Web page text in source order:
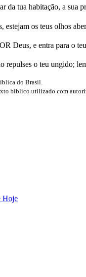
da tua habitação, a sua
estejam os teus olhos
Deus, e entra para o
o teu ungido;
do Brasil.
bíblico utilizado com
Hoje